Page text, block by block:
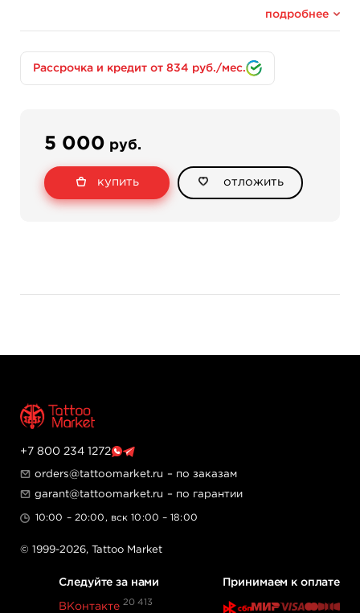
подробнее
Рассрочка и кредит от 834 руб./мес.
5 000 руб.
купить отложить
+7 800 234 1272
orders@tattoomarket.ru – по заказам
garant@tattoomarket.ru – по гарантии
10:00 – 20:00, вск 10:00 – 18:00
© 1999-2026, Tattoo Market
Следуйте за нами
ВКонтакте 20 413
Принимаем к оплате